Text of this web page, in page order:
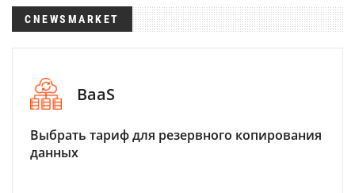
CNEWSMARKET
BaaS
Выбрать тариф для резервного копирования
данных